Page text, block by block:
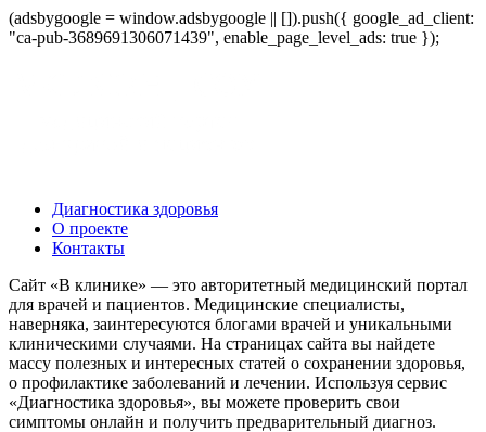
(adsbygoogle = window.adsbygoogle || []).push({ google_ad_client:
"ca-pub-3689691306071439", enable_page_level_ads: true });
Диагностика здоровья
О проекте
Контакты
Сайт «В клинике» — это авторитетный медицинский портал
для врачей и пациентов. Медицинские специалисты,
наверняка, заинтересуются блогами врачей и уникальными
клиническими случаями. На страницах сайта вы найдете
массу полезных и интересных статей о сохранении здоровья,
о профилактике заболеваний и лечении. Используя сервис
«Диагностика здоровья», вы можете проверить свои
симптомы онлайн и получить предварительный диагноз.